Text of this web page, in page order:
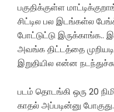
பகுதிக்குள்ள
சிட்டில பல இடங்கள்ல
போட்டுட்டு இருக்காங்க..
அவங்க திட்டத்தை
இறுதியில என்ன
படம் தொடங்கி ஒரு 20
காதல் அப்படின்னு